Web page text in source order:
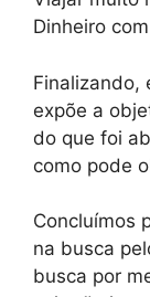
Dinheiro
Finalizando,
expõe a
do que foi
como pode
Concluímos
na busca
busca por